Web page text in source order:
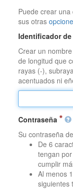
Puede crear
sus otras
Identificador
Crear un
de longitud que
rayas (-),
acentuados ni
Contraseña
Su contraseña
De 6
tengan
cumplir
Al menos
siguientes